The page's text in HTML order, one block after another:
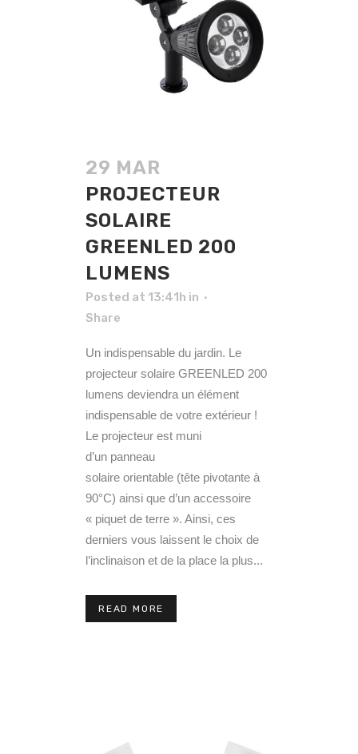
29 MAR
PROJECTEUR
SOLAIRE
GREENLED 200
LUMENS
Posted at 13:41h in
Share
Un indispensable du jardin. Le
projecteur solaire GREENLED 200
lumens deviendra un élément
indispensable de votre extérieur !
Le projecteur est muni
d’un panneau
solaire orientable (tête pivotante à
90°C) ainsi que d’un accessoire
« piquet de terre ». Ainsi, ces
derniers vous laissent le choix de
l’inclinaison et de la place la plus...
READ MORE